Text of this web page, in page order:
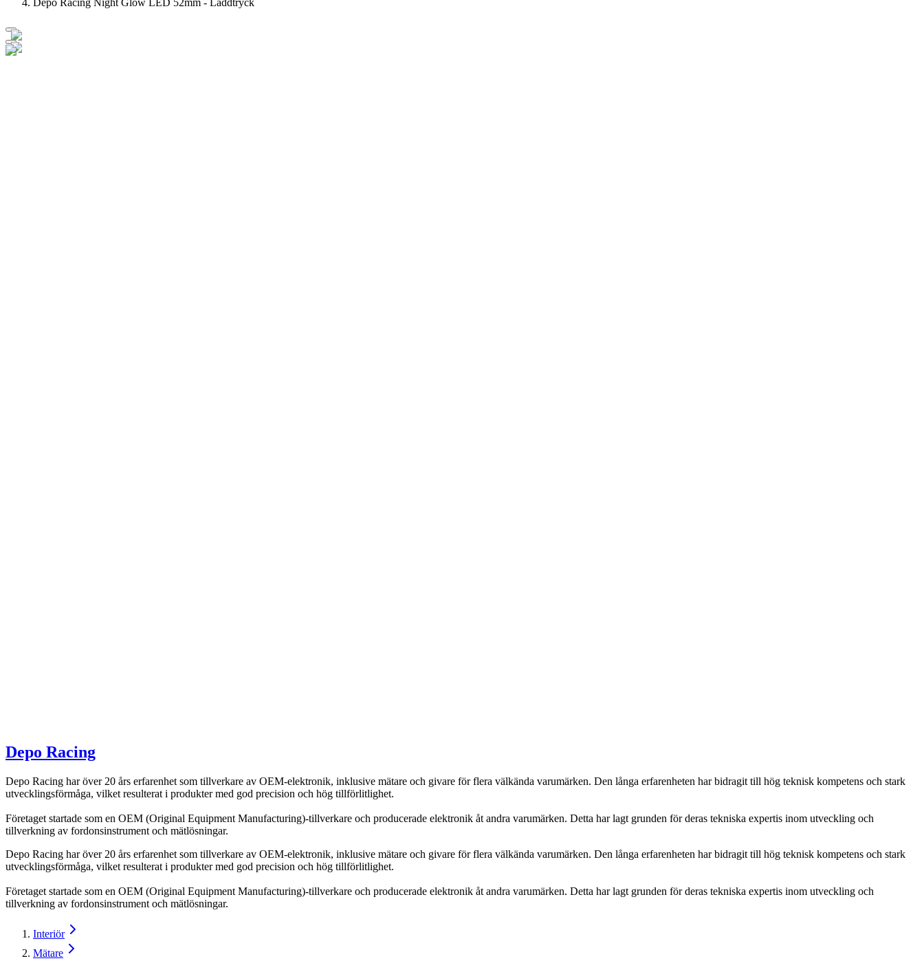
Depo Racing Night Glow LED 52mm - Laddtryck
Depo Racing
Depo Racing har över 20 års erfarenhet som tillverkare av OEM-elektronik, inklusive mätare och givare för flera välkända varumärken. Den långa erfarenheten har bidragit till hög teknisk kompetens och stark
utvecklingsförmåga, vilket resulterat i produkter med god precision och hög tillförlitlighet.
Företaget startade som en OEM (Original Equipment Manufacturing)-tillverkare och producerade elektronik åt andra varumärken. Detta har lagt grunden för deras tekniska expertis inom utveckling och
tillverkning av fordonsinstrument och mätlösningar.
Depo Racing har över 20 års erfarenhet som tillverkare av OEM-elektronik, inklusive mätare och givare för flera välkända varumärken. Den långa erfarenheten har bidragit till hög teknisk kompetens och stark
utvecklingsförmåga, vilket resulterat i produkter med god precision och hög tillförlitlighet.
Företaget startade som en OEM (Original Equipment Manufacturing)-tillverkare och producerade elektronik åt andra varumärken. Detta har lagt grunden för deras tekniska expertis inom utveckling och
tillverkning av fordonsinstrument och mätlösningar.
Interiör
Mätare